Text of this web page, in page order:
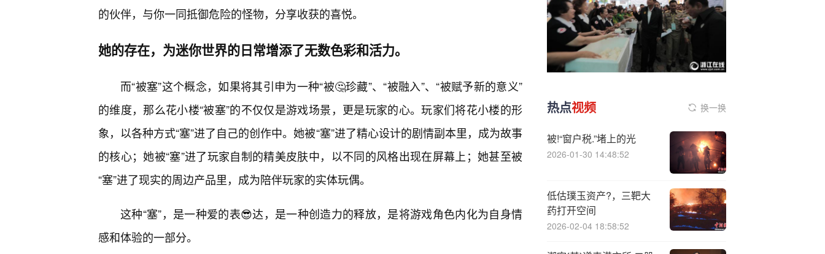
的伙伴，与你一同抵御危险的怪物，分享收获的喜悦。
她的存在，为迷你世界的日常增添了无数色彩和活力。
而“被塞”这个概念，如果将其引申为一种“被🤔珍藏”、“被融入”、“被赋予新的意义”
的维度，那么花小楼“被塞”的不仅仅是游戏场景，更是玩家的心。玩家们将花小楼的形
象，以各种方式“塞”进了自己的创作中。她被“塞”进了精心设计的剧情副本里，成为故事
的核心；她被“塞”进了玩家自制的精美皮肤中，以不同的风格出现在屏幕上；她甚至被
“塞”进了现实的周边产品里，成为陪伴玩家的实体玩偶。
这种“塞”，是一种爱的表😎达，是一种创造力的释放，是将游戏角色内化为自身情
感和体验的一部分。
热点视频 换一换
被!“窗户税.”堵上的光
2026-01-30 14:48:52
低估璞玉资产?，三靶大
药打开空间
2026-02-04 18:58:52